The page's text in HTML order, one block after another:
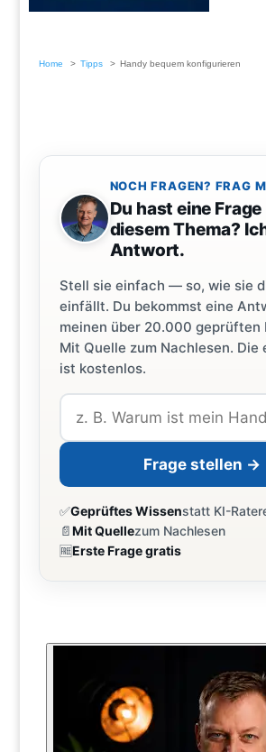
Home Tipps Handy bequem konfigurieren
NOCH FRAGEN? FRAG
Du hast eine Frage
diesem Thema?
Antwort.
Stell sie einfach — so, wie sie
einfällt. Du bekommst eine
meinen über 20.000 geprüften
Mit Quelle zum Nachlesen. Die
ist kostenlos.
Frage stellen →
✅Geprüftes Wissenstatt KI-
📄Mit Quellezum Nachlesen
🆓Erste Frage gratis